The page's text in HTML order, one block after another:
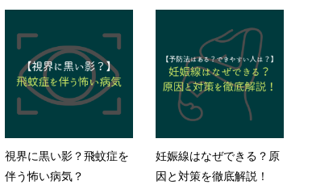
視界に黒い影？飛蚊症を
伴う怖い病気？
妊娠線はなぜできる？原
因と対策を徹底解説！